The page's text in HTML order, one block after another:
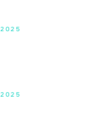
2025
2025